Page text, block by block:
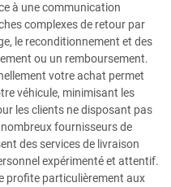
à une communication
complexes de retour par
le reconditionnement et des
ou un remboursement.
votre achat permet
véhicule, minimisant les
les clients ne disposant pas
fournisseurs de
des services de livraison
expérimenté et attentif.
profite particulièrement aux